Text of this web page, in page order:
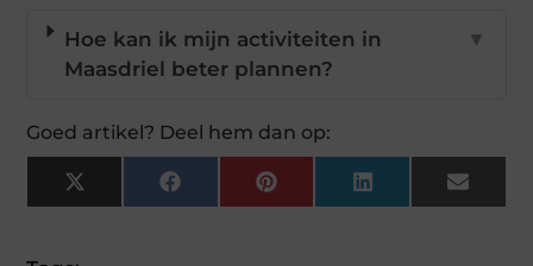
Hoe kan ik mijn activiteiten in
Maasdriel beter plannen?
▼
Goed artikel? Deel hem dan op:
X
(Twitter)
FacebookPinterestLinkedInEmail